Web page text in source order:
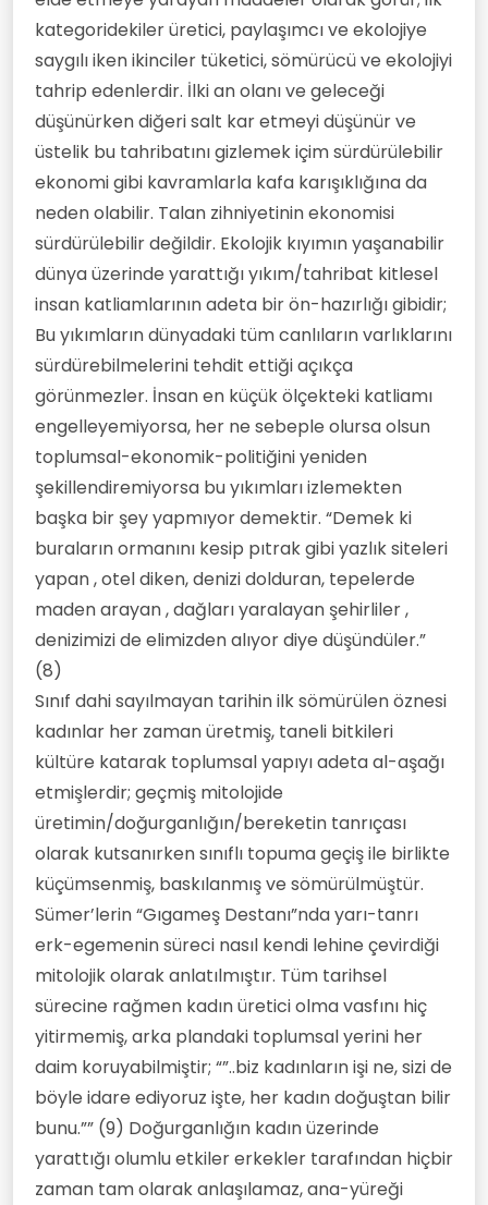
kategoridekiler üretici, paylaşımcı ve ekolojiye
saygılı iken ikinciler tüketici, sömürücü ve ekolojiyi
tahrip edenlerdir. İlki an olanı ve geleceği
düşünürken diğeri salt kar etmeyi düşünür ve
üstelik bu tahribatını gizlemek içim sürdürülebilir
ekonomi gibi kavramlarla kafa karışıklığına da
neden olabilir. Talan zihniyetinin ekonomisi
sürdürülebilir değildir. Ekolojik kıyımın yaşanabilir
dünya üzerinde yarattığı yıkım/tahribat kitlesel
insan katliamlarının adeta bir ön-hazırlığı gibidir;
Bu yıkımların dünyadaki tüm canlıların varlıklarını
sürdürebilmelerini tehdit ettiği açıkça
görünmezler. İnsan en küçük ölçekteki katliamı
engelleyemiyorsa, her ne sebeple olursa olsun
toplumsal-ekonomik-politiğini yeniden
şekillendiremiyorsa bu yıkımları izlemekten
başka bir şey yapmıyor demektir. “Demek ki
buraların ormanını kesip pıtrak gibi yazlık siteleri
yapan , otel diken, denizi dolduran, tepelerde
maden arayan , dağları yaralayan şehirliler ,
denizimizi de elimizden alıyor diye düşündüler.”
(8)
Sınıf dahi sayılmayan tarihin ilk sömürülen öznesi
kadınlar her zaman üretmiş, taneli bitkileri
kültüre katarak toplumsal yapıyı adeta al-aşağı
etmişlerdir; geçmiş mitolojide
üretimin/doğurganlığın/bereketin tanrıçası
olarak kutsanırken sınıflı topuma geçiş ile birlikte
küçümsenmiş, baskılanmış ve sömürülmüştür.
Sümer’lerin “Gıgameş Destanı”nda yarı-tanrı
erk-egemenin süreci nasıl kendi lehine çevirdiği
mitolojik olarak anlatılmıştır. Tüm tarihsel
sürecine rağmen kadın üretici olma vasfını hiç
yitirmemiş, arka plandaki toplumsal yerini her
daim koruyabilmiştir; “”..biz kadınların işi ne, sizi de
böyle idare ediyoruz işte, her kadın doğuştan bilir
bunu.”” (9) Doğurganlığın kadın üzerinde
yarattığı olumlu etkiler erkekler tarafından hiçbir
zaman tam olarak anlaşılamaz, ana-yüreği